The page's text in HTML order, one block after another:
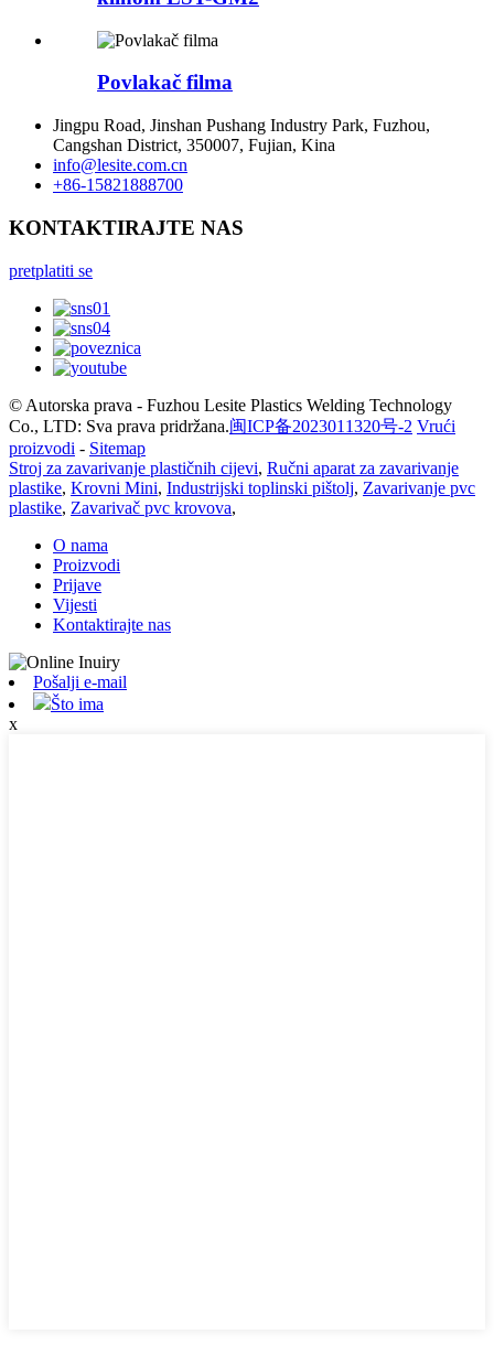
Povlakač filma
Jingpu Road, Jinshan Pushang Industry Park, Fuzhou,
Cangshan District, 350007, Fujian, Kina
info@lesite.com.cn
+86-15821888700
KONTAKTIRAJTE NAS
pretplatiti se
© Autorska prava - Fuzhou Lesite Plastics Welding Technology
Co., LTD: Sva prava pridržana.闽ICP备2023011320号-2 Vrući
proizvodi - Sitemap
Stroj za zavarivanje plastičnih cijevi, Ručni aparat za zavarivanje
plastike, Krovni Mini, Industrijski toplinski pištolj, Zavarivanje pvc
plastike, Zavarivač pvc krovova,
O nama
Proizvodi
Prijave
Vijesti
Kontaktirajte nas
Pošalji e-mail
Što ima
x